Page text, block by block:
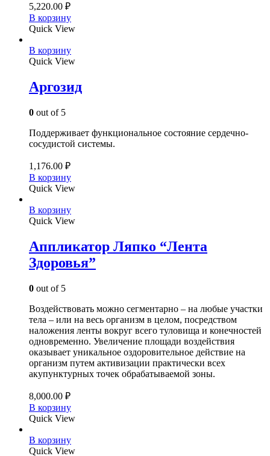
5,220.00 ₽
В корзину
Quick View
В корзину
Quick View
Аргозид
0 out of 5
Поддерживает функциональное состояние сердечно-
сосудистой системы.
1,176.00 ₽
В корзину
Quick View
В корзину
Quick View
Аппликатор Ляпко “Лента
Здоровья”
0 out of 5
Воздействовать можно сегментарно – на любые участки
тела – или на весь организм в целом, посредством
наложения ленты вокруг всего туловища и конечностей
одновременно. Увеличение площади воздействия
оказывает уникальное оздоровительное действие на
организм путем активизации практически всех
акупунктурных точек обрабатываемой зоны.
8,000.00 ₽
В корзину
Quick View
В корзину
Quick View